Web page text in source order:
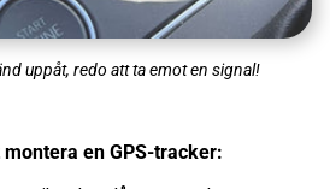
uppåt, redo att ta emot en signal!
montera en GPS-tracker: